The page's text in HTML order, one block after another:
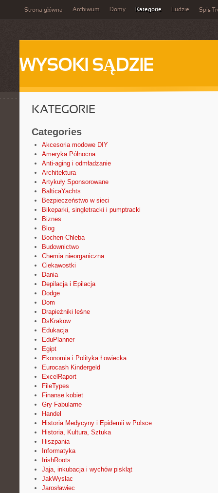
Strona główna Archiwum Domy Kategorie Ludzie Spis
WYSOKI SĄDZIE
KATEGORIE
Categories
Akcesoria modowe DIY
Ameryka Północna
Anti-aging i odmładzanie
Architektura
Artykuły Sponsorowane
BalticaYachts
Bezpieczeństwo w sieci
Bikeparki, singletracki i pumptracki
Biznes
Blog
Bochen-Chleba
Budownictwo
Chemia nieorganiczna
Ciekawostki
Dania
Depilacja i Epilacja
Dodge
Dom
Drapieżniki leśne
DsKrakow
Edukacja
EduPlanner
Egipt
Ekonomia i Polityka Łowiecka
Eurocash Kindergeld
ExcelRaport
FileTypes
Finanse kobiet
Gry Fabularne
Handel
Historia Medycyny i Epidemii w Polsce
Historia, Kultura, Sztuka
Hiszpania
Informatyka
IrishRoots
Jaja, inkubacja i wychów piskląt
JakWyslac
Jarosławiec